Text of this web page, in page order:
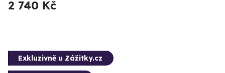
2 740 Kč
Exkluzivně u Zážitky.cz